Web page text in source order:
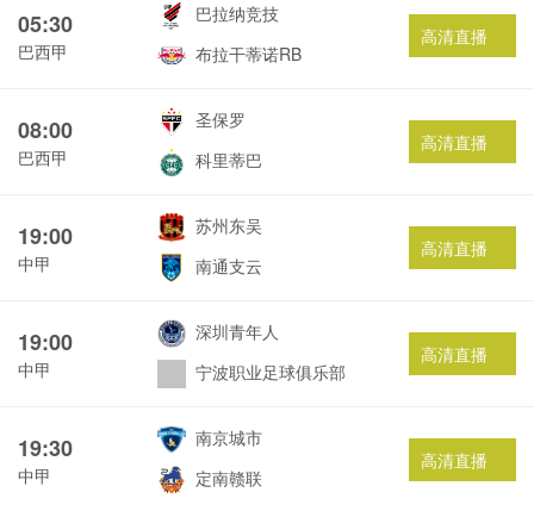
05:30
巴西甲
巴拉纳竞技
布拉干蒂诺RB
高清直播
08:00
巴西甲
圣保罗
科里蒂巴
高清直播
19:00
中甲
苏州东吴
南通支云
高清直播
19:00
中甲
深圳青年人
宁波职业足球俱乐部
高清直播
19:30
中甲
南京城市
定南赣联
高清直播